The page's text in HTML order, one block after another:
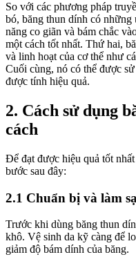
So với các phương pháp
bó, băng thun dính có
năng co giãn và bám chắc
một cách tốt nhất. Thứ hai,
và linh hoạt của cơ thể như
Cuối cùng, nó có thể được
được tính hiệu quả.
2. Cách sử dụng
cách
Để đạt được hiệu quả tốt
bước sau đây:
2.1 Chuẩn bị và làm
Trước khi dùng băng thun
khô. Vệ sinh da kỹ càng để
giảm độ bám dính của băng.